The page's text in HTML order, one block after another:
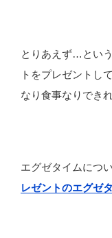
とりあえず…とい
トをプレゼントし
なり食事なりでき
エグゼタイムにつ
レゼントのエグゼ